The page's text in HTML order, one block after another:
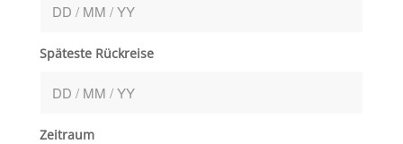
Späteste Rückreise
Zeitraum